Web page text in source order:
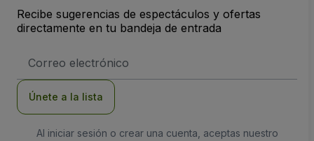
Recibe sugerencias de espectáculos y ofertas
directamente en tu bandeja de entrada
de
Únete a la lista
Al iniciar sesión o crear una cuenta, aceptas nuestro